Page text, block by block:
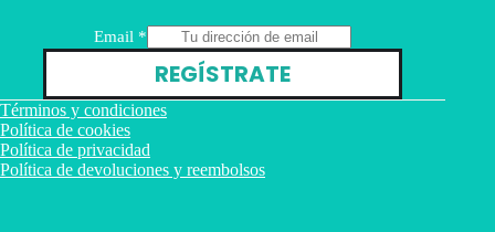
m
i
l
Email *
REGÍSTRATE
Términos y condiciones
Política de cookies
Política de privacidad
Política de devoluciones y reembolsos